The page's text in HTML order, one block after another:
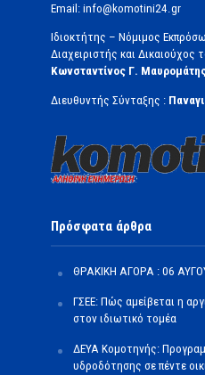
Email: info@komotini24.gr
Ιδιοκτήτης – Νόμιμος
Διαχειριστής και Δικαιούχος
Κωνσταντίνος Γ.
Διευθυντής Σύνταξης :
Πρόσφατα άρθρα
ΘΡΑΚΙΚΗ ΑΓΟΡΑ : 06
ΓΣΕΕ: Πώς αμείβεται η
στον ιδιωτικό τομέα
ΔΕΥΑ Κομοτηνής:
υδροδότησης σε πέντε